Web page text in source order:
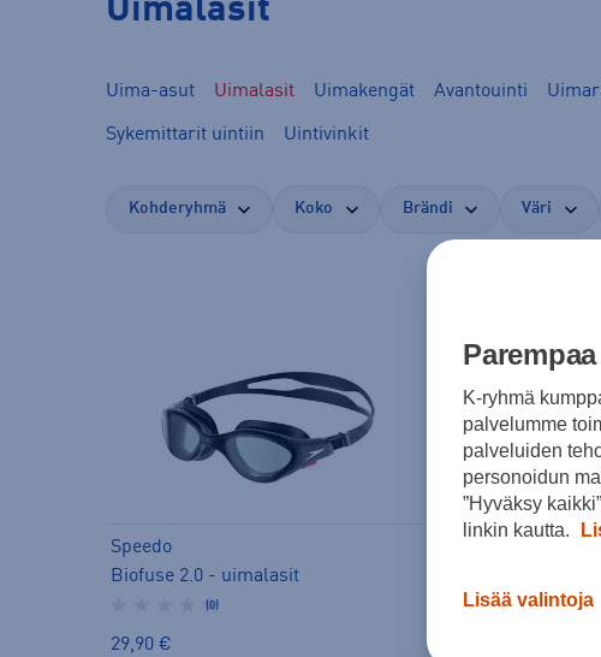
Uimalasit
Uima-asut Uimalasit Uimakengät Avantouinti
Sykemittarit uintiin Uintivinkit
Kohderyhmä Koko Brändi Väri
Speedo
Biofuse 2.0 - uimalasit
(0)
29,90 €
K-ryhmä
palvelumme
palveluiden
personoidun
”Hyväksy
linkin kautta.
Lisää valintoja